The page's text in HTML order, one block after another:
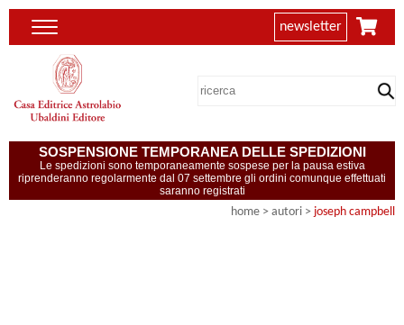
newsletter
SOSPENSIONE TEMPORANEA DELLE SPEDIZIONI
Le spedizioni sono temporaneamente sospese per la pausa estiva
riprenderanno regolarmente dal 07 settembre gli ordini comunque effettuati
saranno registrati
home > autori > joseph campbell